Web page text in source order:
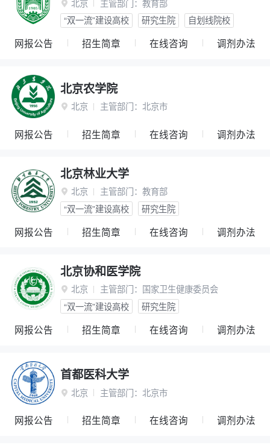
 北京 主管部门： 教育部
“双一流”建设高校
研究生院 自划线院校
网报公告 招生简章 在线咨询 调剂办法
北京农学院
 北京 主管部门： 北京市
网报公告 招生简章 在线咨询 调剂办法
北京林业大学
 北京 主管部门： 教育部
“双一流”建设高校
研究生院
网报公告 招生简章 在线咨询 调剂办法
北京协和医学院
 北京 主管部门： 国家卫生健康委员会
“双一流”建设高校
研究生院
网报公告 招生简章 在线咨询 调剂办法
首都医科大学
 北京 主管部门： 北京市
网报公告 招生简章 在线咨询 调剂办法